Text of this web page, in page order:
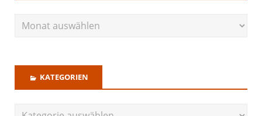
KATEGORIEN